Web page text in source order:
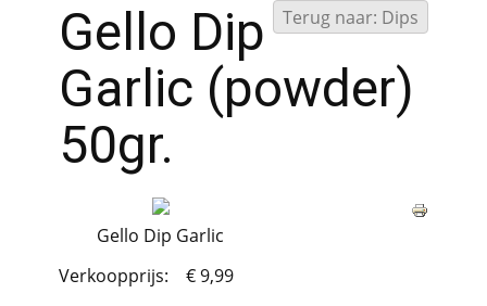
Terug naar: Dips
Gello Dip
Garlic (powder)
50gr.
Gello Dip Garlic
Verkoopprijs:
€ 9,99